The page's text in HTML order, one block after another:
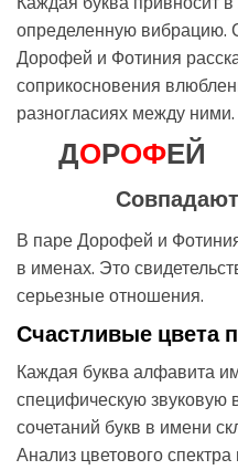
определенную вибрацию.
Дорофей и Фотиния
соприкосновения
разногласиях между ними.
ДОРОФЕЙ
В паре Дорофей и
в именах. Это
серьезные отношения.
Счастливые цвета
Каждая буква алфавита
специфическую звуковую
сочетаний букв в имени
Анализ цветового